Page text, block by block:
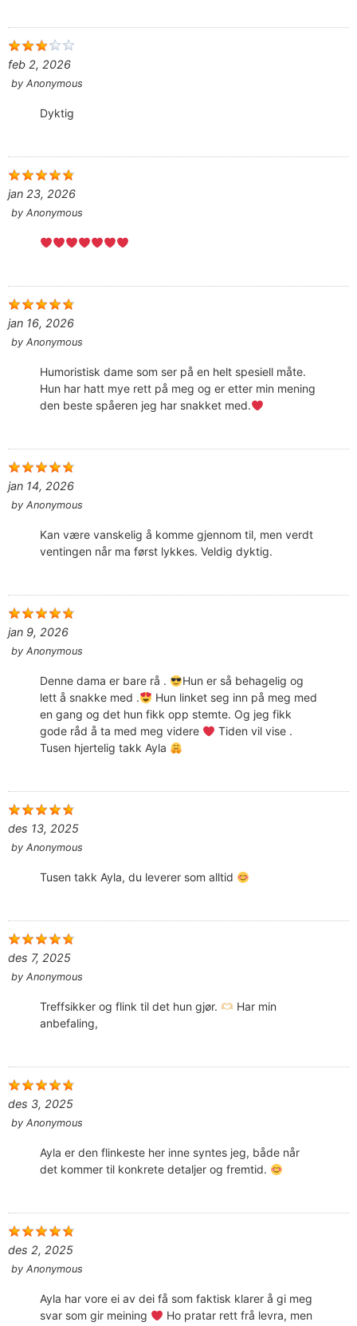
feb 2, 2026
by Anonymous
Dyktig
jan 23, 2026
by Anonymous
jan 16, 2026
by Anonymous
Humoristisk dame som ser på en helt spesiell måte.
Hun har hatt mye rett på meg og er etter min mening
den beste spåeren jeg har snakket med.
jan 14, 2026
by Anonymous
Kan være vanskelig å komme gjennom til, men verdt
ventingen når ma først lykkes. Veldig dyktig.
jan 9, 2026
by Anonymous
Denne dama er bare rå .
Hun er så behagelig og
lett å snakke med .
Hun linket seg inn på meg med
en gang og det hun fikk opp stemte. Og jeg fikk
gode råd å ta med meg videre
Tiden vil vise .
Tusen hjertelig takk Ayla
des 13, 2025
by Anonymous
Tusen takk Ayla, du leverer som alltid
des 7, 2025
by Anonymous
Treffsikker og flink til det hun gjør.
Har min
anbefaling,
des 3, 2025
by Anonymous
Ayla er den flinkeste her inne syntes jeg, både når
det kommer til konkrete detaljer og fremtid.
des 2, 2025
by Anonymous
Ayla har vore ei av dei få som faktisk klarer å gi meg
svar som gir meining
Ho pratar rett frå levra, men